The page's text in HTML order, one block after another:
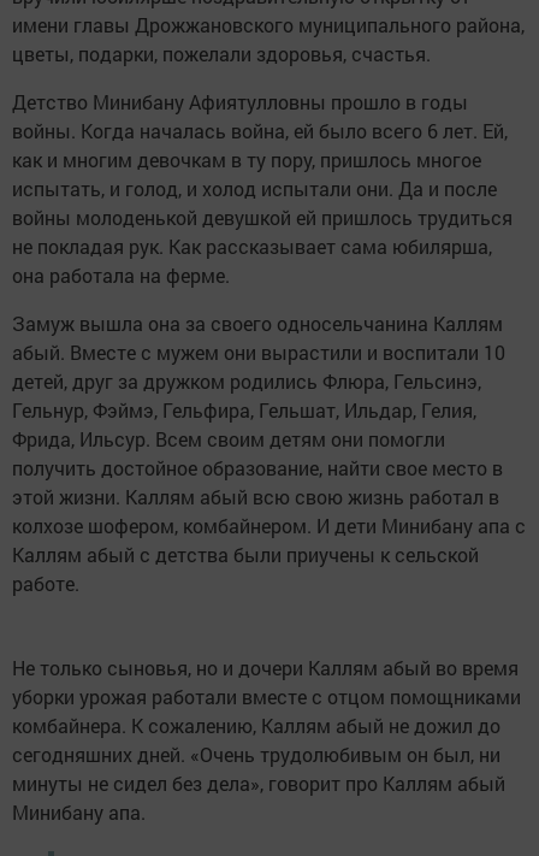
имени главы Дрожжановского муниципального района,
цветы, подарки, пожелали здоровья, счастья.
Детство Минибану Афиятулловны прошло в годы
войны. Когда началась война, ей было всего 6 лет. Ей,
как и многим девочкам в ту пору, пришлось многое
испытать, и голод, и холод испытали они. Да и после
войны молоденькой девушкой ей пришлось трудиться
не покладая рук. Как рассказывает сама юбилярша,
она работала на ферме.
Замуж вышла она за своего односельчанина Каллям
абый. Вместе с мужем они вырастили и воспитали 10
детей, друг за дружком родились Флюра, Гельсинэ,
Гельнур, Фэймэ, Гельфира, Гельшат, Ильдар, Гелия,
Фрида, Ильсур. Всем своим детям они помогли
получить достойное образование, найти свое место в
этой жизни. Каллям абый всю свою жизнь работал в
колхозе шофером, комбайнером. И дети Минибану апа с
Каллям абый с детства были приучены к сельской
работе.
Не только сыновья, но и дочери Каллям абый во время
уборки урожая работали вместе с отцом помощниками
комбайнера. К сожалению, Каллям абый не дожил до
сегодняшних дней. «Очень трудолюбивым он был, ни
минуты не сидел без дела», говорит про Каллям абый
Минибану апа.